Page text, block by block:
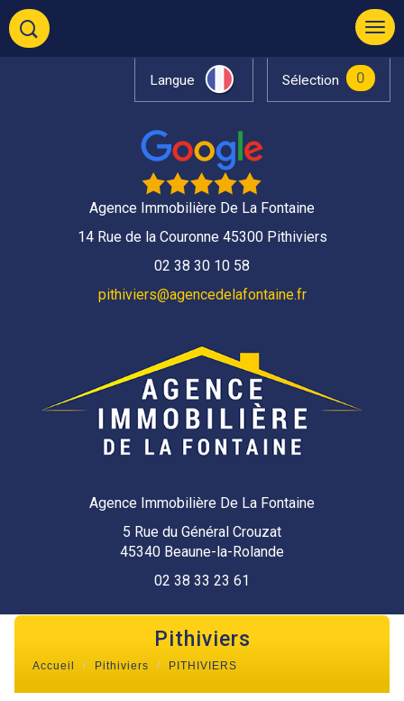
Langue Sélection 0
Agence Immobilière De La Fontaine
14 Rue de la Couronne 45300 Pithiviers
02 38 30 10 58
pithiviers@agencedelafontaine.fr
Agence Immobilière De La Fontaine
5 Rue du Général Crouzat
45340 Beaune-la-Rolande
02 38 33 23 61
pithiviers
Accueil Pithiviers PITHIVIERS